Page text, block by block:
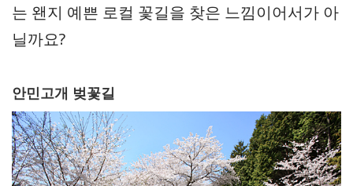
는 왠지 예쁜 로컬 꽃길을 찾은 느낌이어서가 아
닐까요?
안민고개 벚꽃길